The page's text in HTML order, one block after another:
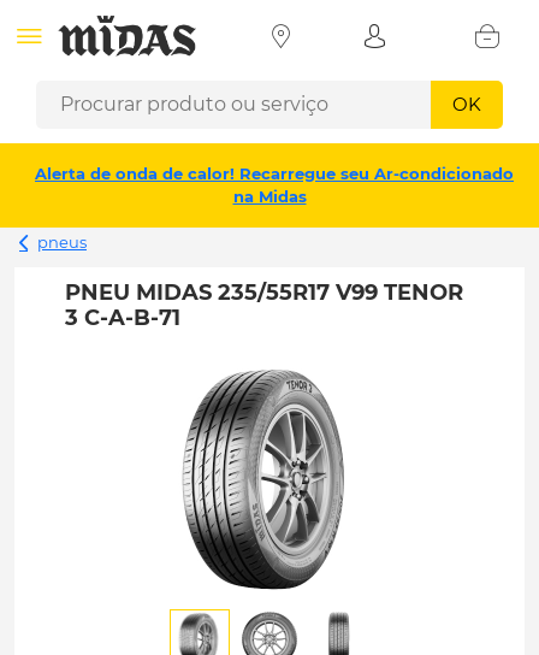
OK
Alerta de onda de calor! Recarregue seu Ar-condicionado
na Midas
pneus
PNEU MIDAS 235/55R17 V99 TENOR
3 C-A-B-71